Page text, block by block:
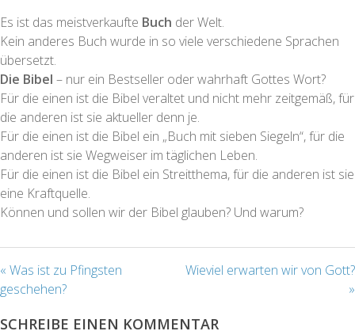
Es ist das meistverkaufte Buch der Welt.
Kein anderes Buch wurde in so viele verschiedene Sprachen
übersetzt.
Die Bibel – nur ein Bestseller oder wahrhaft Gottes Wort?
Für die einen ist die Bibel veraltet und nicht mehr zeitgemäß, für
die anderen ist sie aktueller denn je.
Für die einen ist die Bibel ein „Buch mit sieben Siegeln“, für die
anderen ist sie Wegweiser im täglichen Leben.
Für die einen ist die Bibel ein Streitthema, für die anderen ist sie
eine Kraftquelle.
Können und sollen wir der Bibel glauben? Und warum?
« Was ist zu Pfingsten
geschehen?
Wieviel erwarten wir von Gott?
»
SCHREIBE EINEN KOMMENTAR